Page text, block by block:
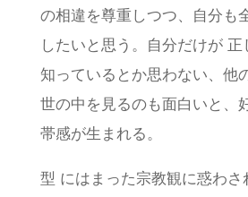
の相違を尊重しつつ、自分も
したいと思う。自分だけが
知っているとか思わない、他
世の中を見るのも面白いと、
帯感が生まれる。
型 にはまった宗教観に惑わ